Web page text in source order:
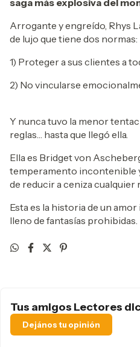
Arrogante y engreído, Rhys
de lujo que tiene dos normas:
1) Proteger a sus clientes a
2) No vincularse
Y nunca tuvo la menor
reglas… hasta que llegó ella.
Ella es Bridget von
temperamento incontenible
de reducir a ceniza cualquier
Esta es la historia de un
lleno de fantasías prohibidas.
Tus amigos Lectores
Dejános tu opinión